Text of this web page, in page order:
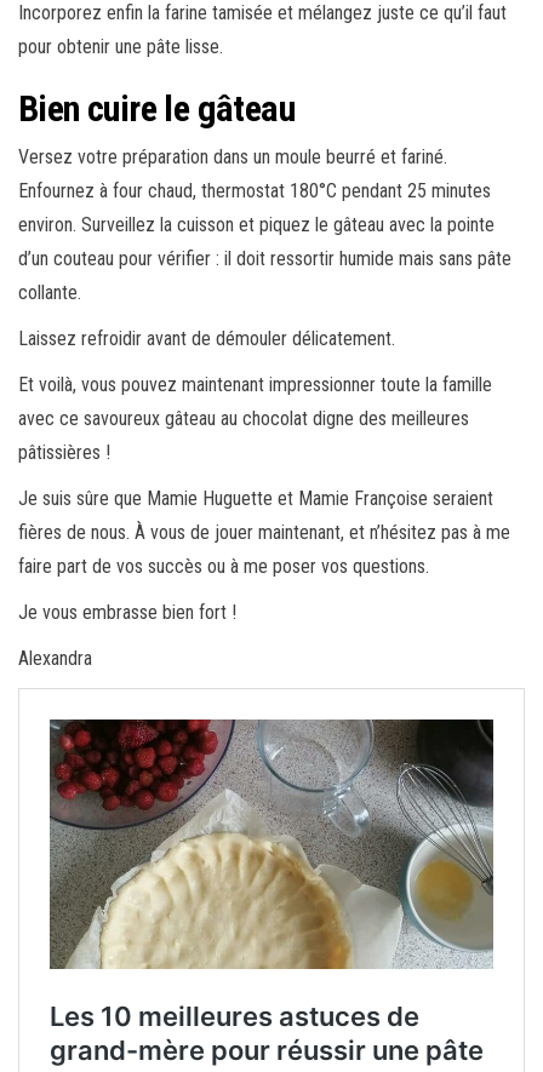
Incorporez enfin la farine tamisée et mélangez juste ce qu’il faut
pour obtenir une pâte lisse.
Bien cuire le gâteau
Versez votre préparation dans un moule beurré et fariné.
Enfournez à four chaud, thermostat 180°C pendant 25 minutes
environ. Surveillez la cuisson et piquez le gâteau avec la pointe
d’un couteau pour vérifier : il doit ressortir humide mais sans pâte
collante.
Laissez refroidir avant de démouler délicatement.
Et voilà, vous pouvez maintenant impressionner toute la famille
avec ce savoureux gâteau au chocolat digne des meilleures
pâtissières !
Je suis sûre que Mamie Huguette et Mamie Françoise seraient
fières de nous. À vous de jouer maintenant, et n’hésitez pas à me
faire part de vos succès ou à me poser vos questions.
Je vous embrasse bien fort !
Alexandra